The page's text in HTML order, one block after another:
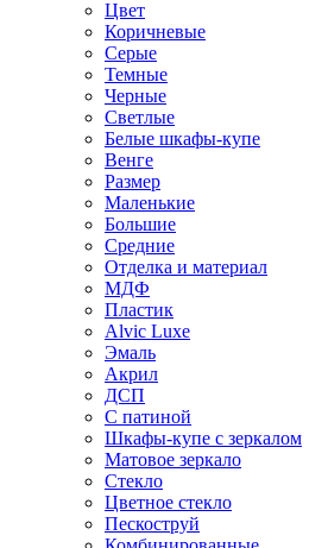
Цвет
Коричневые
Серые
Темные
Черные
Светлые
Белые шкафы-купе
Венге
Размер
Маленькие
Большие
Средние
Отделка и материал
МДФ
Пластик
Alvic Luxe
Эмаль
Акрил
ДСП
С патиной
Шкафы-купе с зеркалом
Матовое зеркало
Стекло
Цветное стекло
Пескоструй